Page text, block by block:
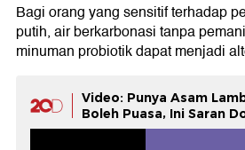
Bagi orang yang sensitif terhadap
putih, air berkarbonasi tanpa
minuman probiotik dapat menjadi
Video: Punya Asam
Boleh Puasa, Ini Saran